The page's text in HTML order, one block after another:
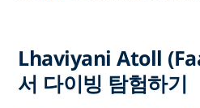
Lhaviyani Atoll
서 다이빙 탐험하기